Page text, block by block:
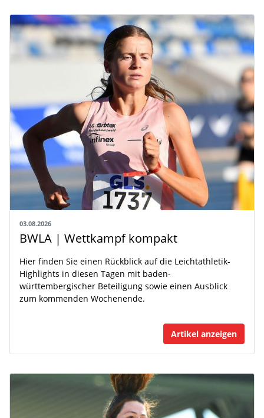
03.08.2026
BWLA | Wettkampf kompakt
Hier finden Sie einen Rückblick auf die Leichtathletik-
Highlights in diesen Tagen mit baden-
württembergischer Beteiligung sowie einen Ausblick
zum kommenden Wochenende.
Artikel anzeigen